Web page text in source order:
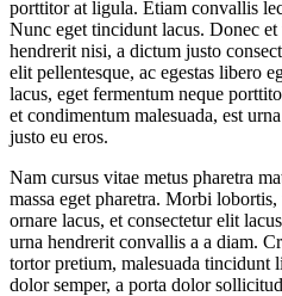
porttitor at ligula. Etiam convallis
Nunc eget tincidunt lacus. Donec
hendrerit nisi, a dictum justo
elit pellentesque, ac egestas libero
lacus, eget fermentum neque
et condimentum malesuada, est
justo eu eros.
Nam cursus vitae metus pharetra
massa eget pharetra. Morbi
ornare lacus, et consectetur elit
urna hendrerit convallis a a diam.
tortor pretium, malesuada tincidunt
dolor semper, a porta dolor